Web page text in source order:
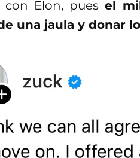
con Elon, pues el
una jaula y donar